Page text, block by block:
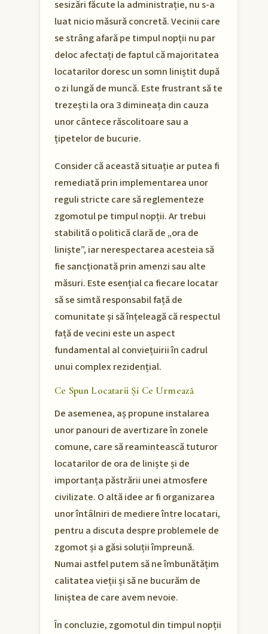
sesizări făcute la administrație, nu s-a
luat nicio măsură concretă. Vecinii care
se strâng afară pe timpul nopții nu par
deloc afectați de faptul că majoritatea
locatarilor doresc un somn liniștit după
o zi lungă de muncă. Este frustrant să te
trezești la ora 3 dimineața din cauza
unor cântece răscolitoare sau a
țipetelor de bucurie.
Consider că această situație ar putea fi
remediată prin implementarea unor
reguli stricte care să reglementeze
zgomotul pe timpul nopții. Ar trebui
stabilită o politică clară de „ora de
liniște”, iar nerespectarea acesteia să
fie sancționată prin amenzi sau alte
măsuri. Este esențial ca fiecare locatar
să se simtă responsabil față de
comunitate și să înțeleagă că respectul
față de vecini este un aspect
fundamental al conviețuirii în cadrul
unui complex rezidențial.
Ce Spun Locatarii Și Ce Urmează
De asemenea, aș propune instalarea
unor panouri de avertizare în zonele
comune, care să reamintească tuturor
locatarilor de ora de liniște și de
importanța păstrării unei atmosfere
civilizate. O altă idee ar fi organizarea
unor întâlniri de mediere între locatari,
pentru a discuta despre problemele de
zgomot și a găsi soluții împreună.
Numai astfel putem să ne îmbunătățim
calitatea vieții și să ne bucurăm de
liniștea de care avem nevoie.
În concluzie, zgomotul din timpul nopții